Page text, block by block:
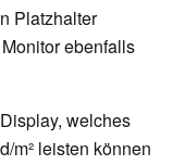
Platzhalter
ebenfalls
welches
m² leisten können